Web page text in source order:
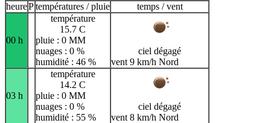
heurePtempératures / pluie temps / vent
00 h
température
15.7 C
pluie : 0 MM
nuages : 0 %
humidité : 46 %
ciel dégagé
vent 9 km/h Nord
03 h
température
14.2 C
pluie : 0 MM
nuages : 0 %
humidité : 55 %
ciel dégagé
vent 8 km/h Nord